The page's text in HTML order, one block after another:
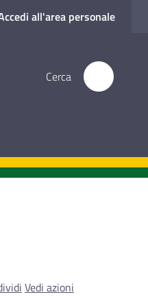
all'area personale
Cerca
Vedi azioni